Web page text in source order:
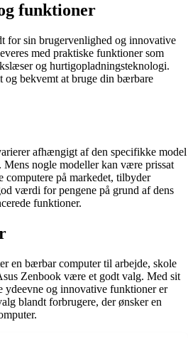
funktioner
for sin brugervenlighed og innovative
med praktiske funktioner som
og hurtigopladningsteknologi.
og bekvemt at bruge din bærbare
afhængigt af den specifikke model
nogle modeller kan være prissat
computere på markedet, tilbyder
værdi for pengene på grund af dens
funktioner.
en bærbar computer til arbejde, skole
Zenbook være et godt valg. Med sit
ydeevne og innovative funktioner er
blandt forbrugere, der ønsker en